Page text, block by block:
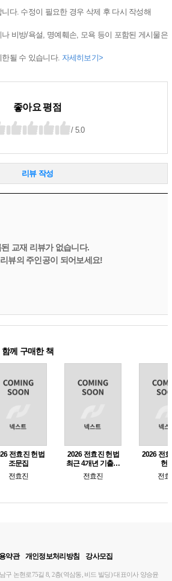
다. 수정이 필요한 경우 삭제 후 다시 작성해
비방/욕설, 명예훼손, 모욕 등이 포함된 게시물은
될 수 있습니다. 자세히보기>
좋아요 평점
/ 5.0
리뷰 작성
된 교재 리뷰가 없습니다.
뷰의 주인공이 되어보세요!
께 구매한 책
전효진 헌법
조문집
전효진
2026 전효진 헌법
최근 4개년 기출문
제집
전효진
2026 전
헌
전
약관 개인정보처리방침 강사모집
구 논현로75길 8, 2층(역삼동, 비드 빌딩)대표이사 양승윤